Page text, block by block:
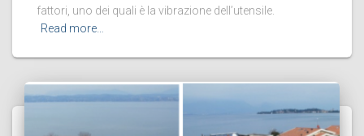
fattori, uno dei quali è la vibrazione dell’utensile.
Read more…